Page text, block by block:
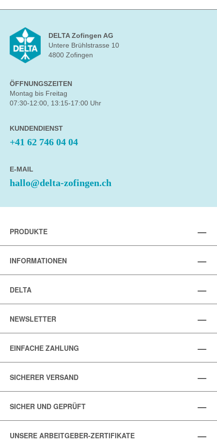
DELTA Zofingen AG
Untere Brühlstrasse 10
4800 Zofingen
ÖFFNUNGSZEITEN
Montag bis Freitag
07:30-12:00, 13:15-17:00 Uhr
KUNDENDIENST
+41 62 746 04 04
E-MAIL
hallo@delta-zofingen.ch
PRODUKTE
INFORMATIONEN
DELTA
NEWSLETTER
EINFACHE ZAHLUNG
SICHERER VERSAND
SICHER UND GEPRÜFT
UNSERE ARBEITGEBER-ZERTIFIKATE